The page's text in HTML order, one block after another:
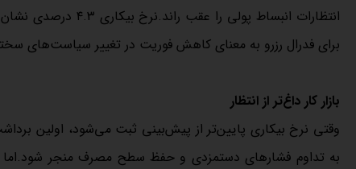
انتظارات انبساط
برای فدرال رزرو به معنای کاهش فوریت در تغییر سیاست‌های
بازار کار داغ‌تر از انتظار
وقتی نرخ بیکاری پایین‌تر از پیش‌بینی ثبت می‌شود، اولین
به تداوم فشارهای دستمزدی و حفظ سطح مصرف منجر شود.اما